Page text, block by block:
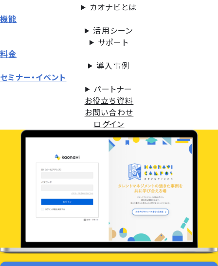
カオナビとは
機能
活用シーン
サポート
料金
導入事例
セミナー・イベント
パートナー
お役立ち資料
お問い合わせ
ログイン